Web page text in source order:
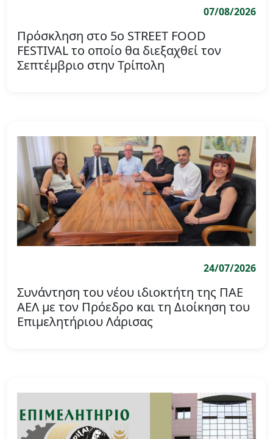
07/08/2026
Πρόσκληση στο 5ο STREET FOOD
FESTIVAL το οποίο θα διεξαχθεί τον
Σεπτέμβριο στην Τρίπολη
24/07/2026
Συνάντηση του νέου ιδιοκτήτη της ΠΑΕ
ΑΕΛ με τον Πρόεδρο και τη Διοίκηση του
Επιμελητήριου Λάρισας